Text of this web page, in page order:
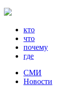
кто
что
почему
где
СМИ
Новости